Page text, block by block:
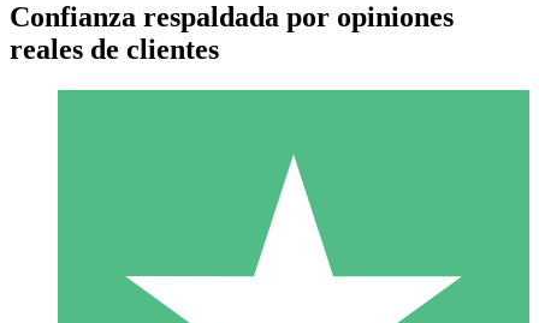
Paquetes de Créditos Individuales
Paga según el uso con créditos de descarga. Sin compromiso
Confianza respaldada por opiniones
reales de clientes